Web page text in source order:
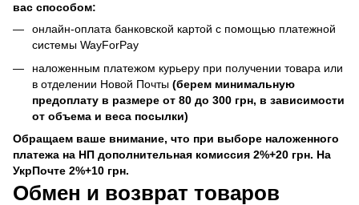
вас способом:
онлайн-оплата банковской картой с помощью платежной
системы WayForPay
наложенным платежом курьеру при получении товара или
в отделении Новой Почты (берем минимальную
предоплату в размере от 80 до 300 грн, в зависимости
от объема и веса посылки)
Обращаем ваше внимание, что при выборе наложенного
платежа на НП дополнительная комиссия 2%+20 грн. На
УкрПочте 2%+10 грн.
Обмен и возврат товаров